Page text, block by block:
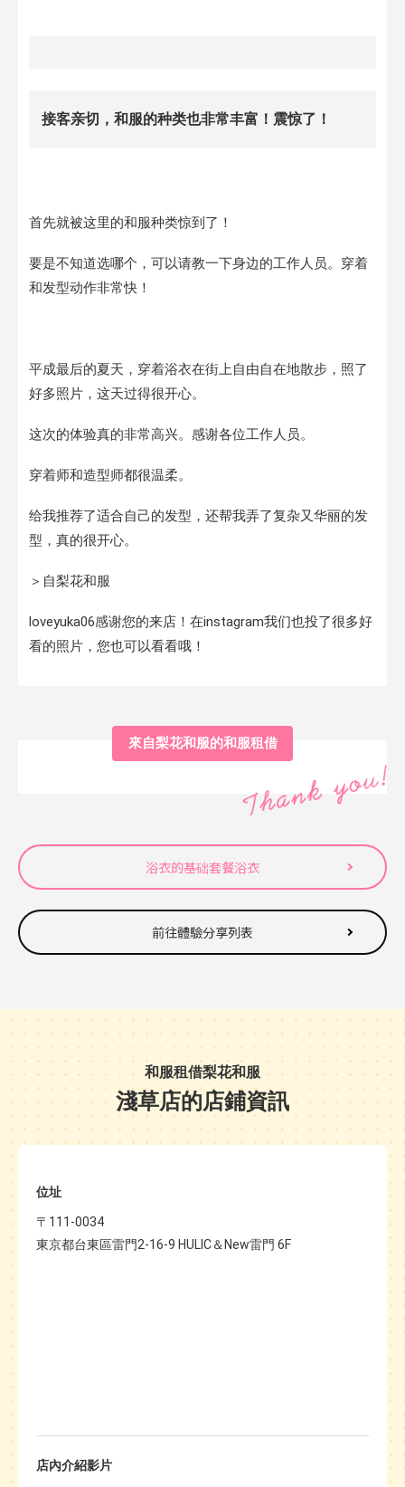
接客亲切，和服的种类也非常丰富！震惊了！
首先就被这里的和服种类惊到了！
要是不知道选哪个，可以请教一下身边的工作人员。穿着
和发型动作非常快！
平成最后的夏天，穿着浴衣在街上自由自在地散步，照了
好多照片，这天过得很开心。
这次的体验真的非常高兴。感谢各位工作人员。
穿着师和造型师都很温柔。
给我推荐了适合自己的发型，还帮我弄了复杂又华丽的发
型，真的很开心。
＞自梨花和服
loveyuka06感谢您的来店！在instagram我们也投了很多好
看的照片，您也可以看看哦！
來自梨花和服的和服租借
浴衣的基础套餐浴衣
前往體驗分享列表
和服租借梨花和服
淺草店的店鋪資訊
位址
〒111-0034
東京都台東區雷門2-16-9 HULIC＆New雷門 6F
店內介紹影片